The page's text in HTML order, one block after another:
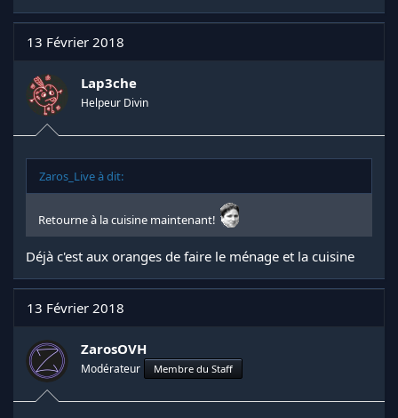
13 Février 2018
Lap3che
Helpeur Divin
Zaros_Live à dit:
Retourne à la cuisine maintenant!
Déjà c'est aux oranges de faire le ménage et la cuisine
13 Février 2018
ZarosOVH
Modérateur Membre du Staff